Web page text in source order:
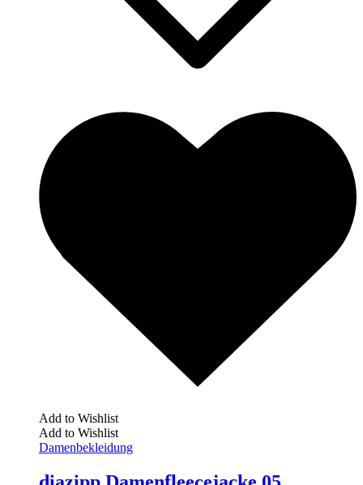
Add to Wishlist
Add to Wishlist
Damenbekleidung